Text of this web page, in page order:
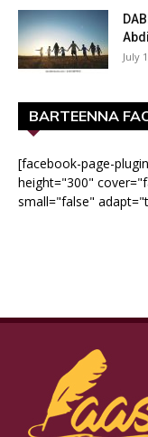
July
BARTEENNA
[facebook-page-
height="300"
small="false"